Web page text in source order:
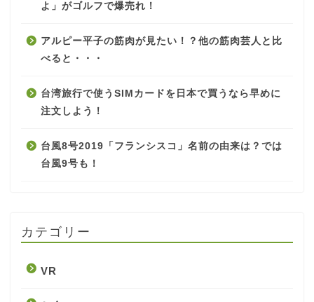
よ」がゴルフで爆売れ！
アルピー平子の筋肉が見たい！？他の筋肉芸人と比
べると・・・
台湾旅行で使うSIMカードを日本で買うなら早めに
注文しよう！
台風8号2019「フランシスコ」名前の由来は？では
台風9号も！
カテゴリー
VR